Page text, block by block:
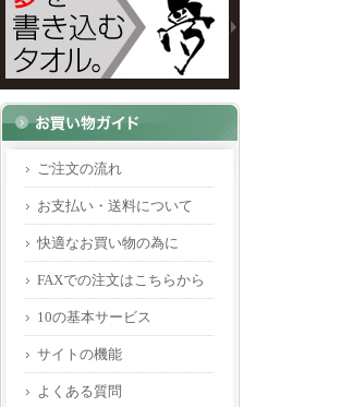
ご注文の流れ
お支払い・送料について
快適なお買い物の為に
FAXでの注文はこちらから
10の基本サービス
サイトの機能
よくある質問